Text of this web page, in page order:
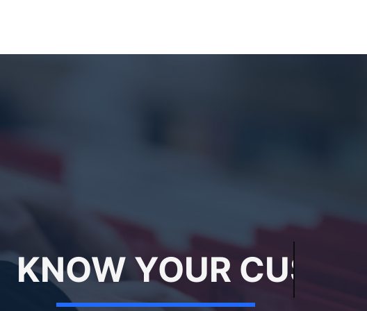
YOUR CUSTOMER